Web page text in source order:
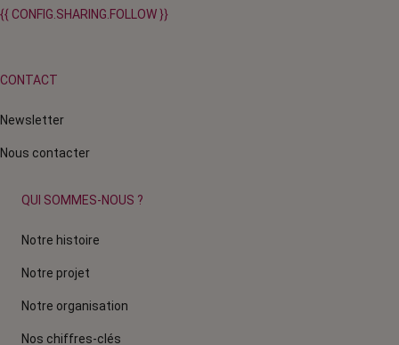
{{ CONFIG.SHARING.FOLLOW }}
CONTACT
Newsletter
Nous contacter
QUI SOMMES-NOUS ?
Notre histoire
Notre projet
Notre organisation
Nos chiffres-clés